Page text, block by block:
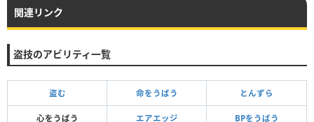
関連リンク
盗技のアビリティ一覧
盗む 命をうばう とんずら
心をうばう エアエッジ BPをうばう